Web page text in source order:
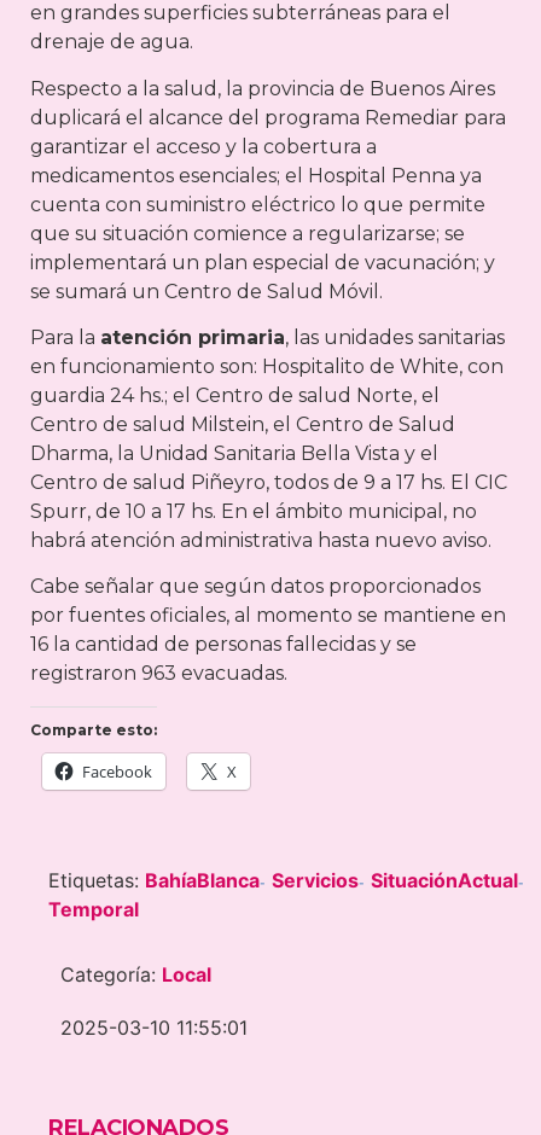
en grandes superficies subterráneas para el
drenaje de agua.
Respecto a la salud, la provincia de Buenos Aires
duplicará el alcance del programa Remediar para
garantizar el acceso y la cobertura a
medicamentos esenciales; el Hospital Penna ya
cuenta con suministro eléctrico lo que permite
que su situación comience a regularizarse; se
implementará un plan especial de vacunación; y
se sumará un Centro de Salud Móvil.
Para la atención primaria, las unidades sanitarias
en funcionamiento son: Hospitalito de White, con
guardia 24 hs.; el Centro de salud Norte, el
Centro de salud Milstein, el Centro de Salud
Dharma, la Unidad Sanitaria Bella Vista y el
Centro de salud Piñeyro, todos de 9 a 17 hs. El CIC
Spurr, de 10 a 17 hs. En el ámbito municipal, no
habrá atención administrativa hasta nuevo aviso.
Cabe señalar que según datos proporcionados
por fuentes oficiales, al momento se mantiene en
16 la cantidad de personas fallecidas y se
registraron 963 evacuadas.
Comparte esto:
Facebook X
Etiquetas: BahíaBlanca- Servicios- SituaciónActual-
Temporal
Categoría: Local
2025-03-10 11:55:01
RELACIONADOS